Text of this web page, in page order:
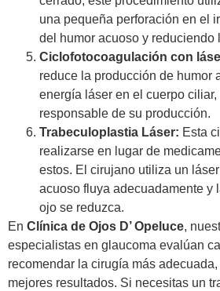
una pequeña perforación en el
del humor acuoso y reduciendo
Ciclofotocoagulación con
reduce la producción de humor
energía láser en el cuerpo
responsable de su producción.
Trabeculoplastia Láser: Esta
realizarse en lugar de
estos. El cirujano utiliza un
acuoso fluya adecuadamente y
ojo se reduzca.
En Clínica de Ojos D’ Opeluce,
especialistas en glaucoma evalúan
recomendar la cirugía más
mejores resultados. Si necesitas un